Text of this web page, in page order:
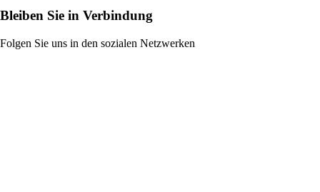
Bleiben Sie in Verbindung
Folgen Sie uns in den sozialen Netzwerken